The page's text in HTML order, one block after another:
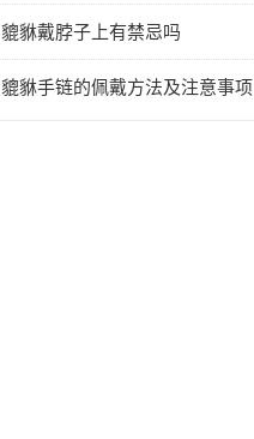
貔貅戴脖子上有禁忌吗
貔貅手链的佩戴方法及注意事项